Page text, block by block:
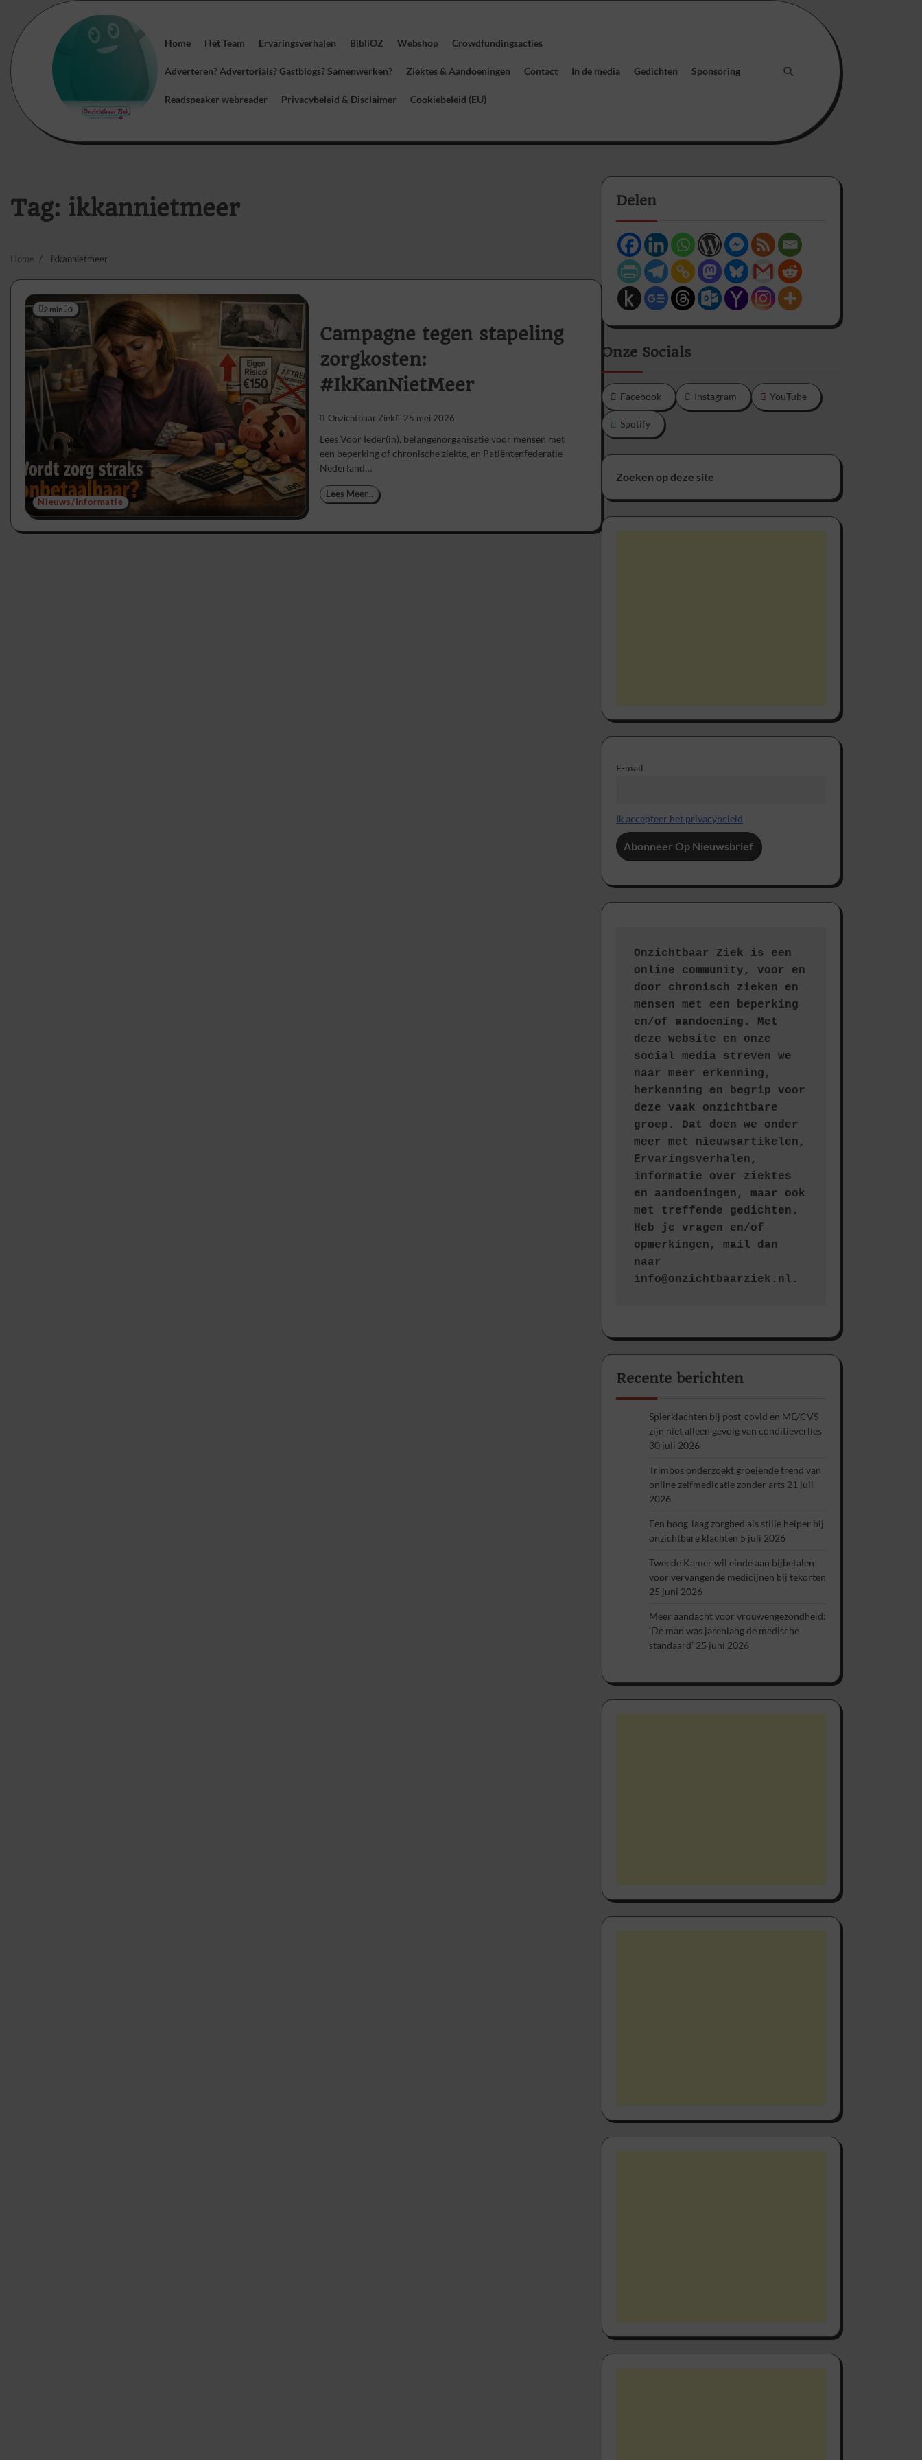
content
Home Het Team Ervaringsverhalen BibliOZ Webshop Crowdfundingsacties
Adverteren? Advertorials? Gastblogs? Samenwerken? Ziektes & Aandoeningen Contact In de media Gedichten Sponsoring
Readspeaker webreader Privacybeleid & Disclaimer Cookiebeleid (EU)
Tag: ikkannietmeer
Home ikkannietmeer
2 min 0
Nieuws/Informatie
Campagne tegen stapeling
zorgkosten:
#IkKanNietMeer
Onzichtbaar Ziek 25 mei 2026
Lees Voor Ieder(in), belangenorganisatie voor mensen met
een beperking of chronische ziekte, en Patiëntenfederatie
Nederland…
Lees Meer...
Delen
Onze Socials
Facebook Instagram YouTube
Spotify
Zoeken op deze site
E-mail
Ik accepteer het privacybeleid
Onzichtbaar Ziek is een
online community, voor en
door chronisch zieken en
mensen met een beperking
en/of aandoening. Met
deze website en onze
social media streven we
naar meer erkenning,
herkenning en begrip voor
deze vaak onzichtbare
groep. Dat doen we onder
meer met nieuwsartikelen,
Ervaringsverhalen,
informatie over ziektes
en aandoeningen, maar ook
met treffende gedichten.
Heb je vragen en/of
opmerkingen, mail dan
naar
info@onzichtbaarziek.nl.
Recente berichten
Spierklachten bij post-covid en ME/CVS
zijn niet alleen gevolg van conditieverlies
30 juli 2026
Trimbos onderzoekt groeiende trend van
online zelfmedicatie zonder arts 21 juli
2026
Een hoog-laag zorgbed als stille helper bij
onzichtbare klachten 5 juli 2026
Tweede Kamer wil einde aan bijbetalen
voor vervangende medicijnen bij tekorten
25 juni 2026
Meer aandacht voor vrouwengezondheid:
‘De man was jarenlang de medische
standaard’ 25 juni 2026